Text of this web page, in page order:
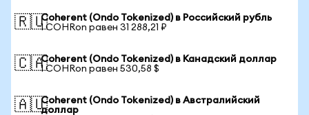
🇷🇺Coherent (Ondo Tokenized) в Российский рубль
1 COHRon равен 31 288,21 ₽
🇨🇦Coherent (Ondo Tokenized) в Канадский доллар
1 COHRon равен 530,58 $
🇦🇺Coherent (Ondo Tokenized) в Австралийский
доллар